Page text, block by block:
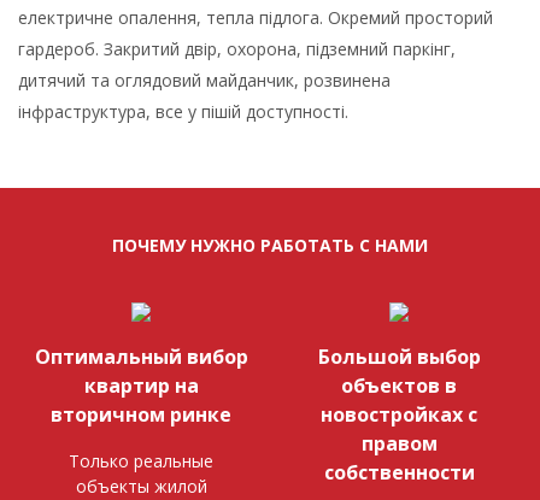
електричне опалення, тепла підлога. Окремий просторий
гардероб. Закритий двір, охорона, підземний паркінг,
дитячий та оглядовий майданчик, розвинена
інфраструктура, все у пішій доступності.
ПОЧЕМУ НУЖНО РАБОТАТЬ С НАМИ
Оптимальный вибор
квартир на
вторичном ринке
Только реальные
объекты жилой
Большой выбор
объектов в
новостройках с
правом
собственности